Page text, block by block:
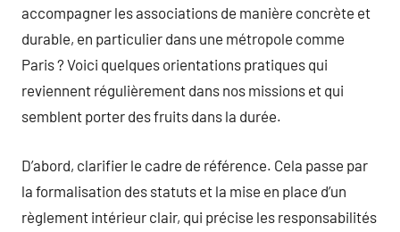
accompagner les associations de manière concrète et
durable, en particulier dans une métropole comme
Paris ? Voici quelques orientations pratiques qui
reviennent régulièrement dans nos missions et qui
semblent porter des fruits dans la durée.
D’abord, clarifier le cadre de référence. Cela passe par
la formalisation des statuts et la mise en place d’un
règlement intérieur clair, qui précise les responsabilités